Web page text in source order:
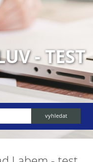
- TEST